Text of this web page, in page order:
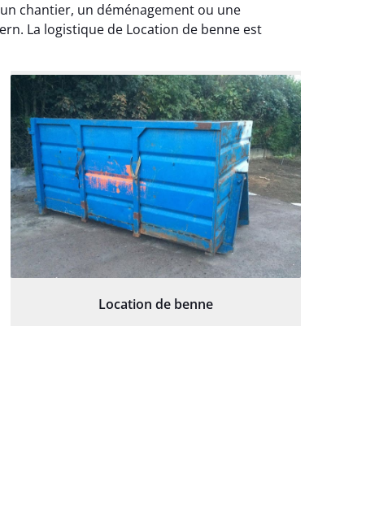
chantier, un déménagement ou une
La logistique de Location de benne est
Location de benne